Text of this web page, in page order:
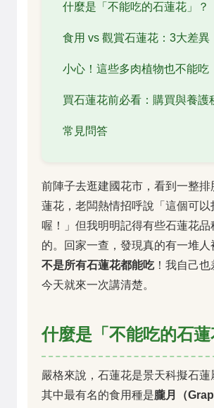
什麼是「不能吃的石蓮花」？
食用 vs 觀賞石蓮花：3大差異
小心！這些多肉植物也不能吃
買石蓮花前必看：購買與養護
常見問答
前陣子去逛建國花市，看到一整排
蓮花，老闆熱情招呼說「這個可以
喔！」但我明明記得有些石蓮花品
的。回家一查，發現真的有一堆
不是所有石蓮花都能吃！我自己也
今天就來一次講清楚。
什麼是「不能吃的石蓮
嚴格來說，石蓮花是景天科擬石蓮
其中最有名的食用種是朧月（